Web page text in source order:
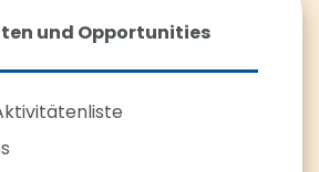
und Opportunities